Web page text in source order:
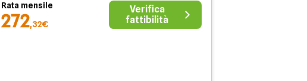
Rata mensile
272,32€
Verifica
fattibilità